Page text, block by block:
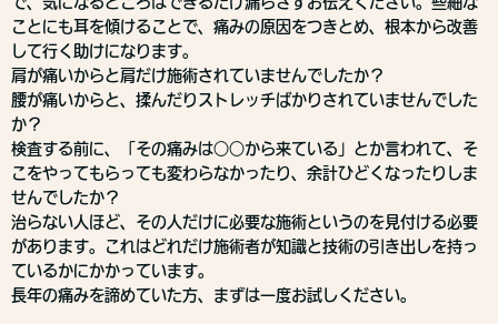
ことにも耳を傾けることで、痛みの原因をつきとめ、根本から改善
して行く助けになります。
肩が痛いからと肩だけ施術されていませんでしたか？
腰が痛いからと、揉んだりストレッチばかりされていませんでした
か？
検査する前に、「その痛みは○○から来ている」とか言われて、そ
こをやってもらっても変わらなかったり、余計ひどくなったりしま
せんでしたか？
治らない人ほど、その人だけに必要な施術というのを見付ける必要
があります。これはどれだけ施術者が知識と技術の引き出しを持っ
ているかにかかっています。
長年の痛みを諦めていた方、まずは一度お試しください。